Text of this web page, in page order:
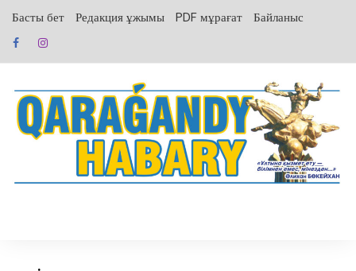
содержанию
Басты бет Редакция ұжымы PDF мұрағат Байланыс